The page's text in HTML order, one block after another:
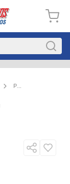
Parafuso